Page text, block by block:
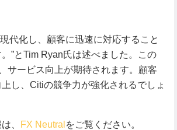
代化し、顧客に迅速に対応すること
”とTim Ryan氏は述べました。この
サービス向上が期待されます。顧客
し、Citiの競争力が強化されるでしょ
、 FX Neutral をご覧ください。